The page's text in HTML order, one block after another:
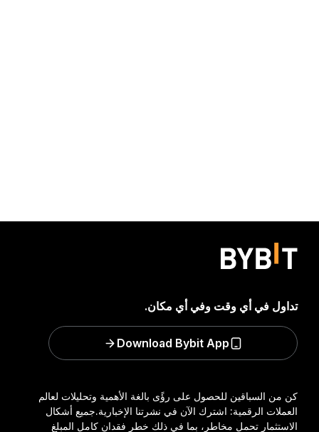
كن من السباقين للحصول على رؤًى بالغة الأهمية وتحليلات لعالم
العملات الرقمية: اشترك الآن في نشرتنا الإخبارية.جميع أشكال
الاستثمار تحمل مخاطر، بما في ذلك خطر فقدان كامل المبلغ
تداول في أي وقت وفي أي مكان.
Download Bybit App